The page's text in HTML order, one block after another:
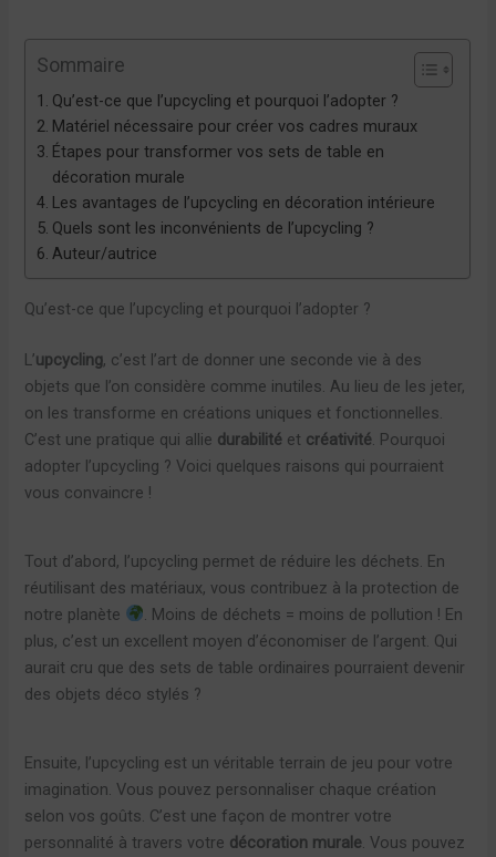
Sommaire
Qu’est-ce que l’upcycling et pourquoi l’adopter ?
Matériel nécessaire pour créer vos cadres muraux
Étapes pour transformer vos sets de table en
décoration murale
Les avantages de l’upcycling en décoration intérieure
Quels sont les inconvénients de l’upcycling ?
Auteur/autrice
Qu’est-ce que l’upcycling et pourquoi l’adopter ?
L’upcycling, c’est l’art de donner une seconde vie à des
objets que l’on considère comme inutiles. Au lieu de les jeter,
on les transforme en créations uniques et fonctionnelles.
C’est une pratique qui allie durabilité et créativité. Pourquoi
adopter l’upcycling ? Voici quelques raisons qui pourraient
vous convaincre !
Tout d’abord, l’upcycling permet de réduire les déchets. En
réutilisant des matériaux, vous contribuez à la protection de
notre planète
. Moins de déchets = moins de pollution ! En
plus, c’est un excellent moyen d’économiser de l’argent. Qui
aurait cru que des sets de table ordinaires pourraient devenir
des objets déco stylés ?
Ensuite, l’upcycling est un véritable terrain de jeu pour votre
imagination. Vous pouvez personnaliser chaque création
selon vos goûts. C’est une façon de montrer votre
personnalité à travers votre décoration murale . Vous pouvez